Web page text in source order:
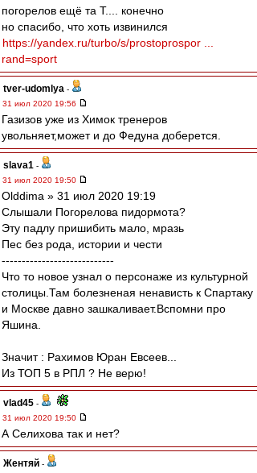
погорелов ещё та Т.... конечно
но спасибо, что хоть извинился
https://yandex.ru/turbo/s/prostoprospor ...
rand=sport
tver-udomlya -
31 июл 2020 19:56
Газизов уже из Химок тренеров
увольняет,может и до Федуна доберется.
slava1 -
31 июл 2020 19:50
Olddima » 31 июл 2020 19:19
Слышали Погорелова пидормота?
Эту падлу пришибить мало, мразь
Пес без рода, истории и чести
----------------------------
Что то новое узнал о персонаже из культурной
столицы.Там болезненая ненависть к Спартаку
и Москве давно зашкаливает.Вспомни про
Яшина.
Значит : Рахимов Юран Евсеев...
Из ТОП 5 в РПЛ ? Не верю!
vlad45 -
31 июл 2020 19:50
А Селихова так и нет?
Жентяй -